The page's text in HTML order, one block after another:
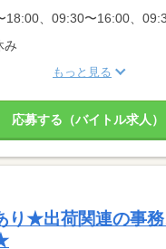
18:00、09:30〜16:00、
み
もっと見る
応募する（バイトル求人）
り★出荷関連の事務